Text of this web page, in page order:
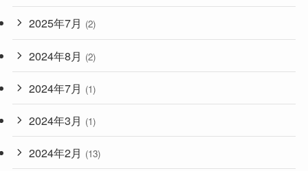
2025年7月 (2)
2024年8月 (2)
2024年7月 (1)
2024年3月 (1)
2024年2月 (13)